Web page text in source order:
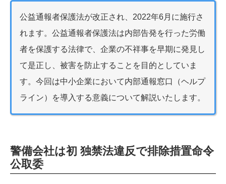
公益通報者保護法が改正され、2022年6月に施行さ
れます。公益通報者保護法は内部告発を行った労働
者を保護する法律で、企業の不祥事を早期に発見し
て是正し、被害を防止することを目的としていま
す。今回は中小企業において内部通報窓口（ヘルプ
ライン）を導入する意義について解説いたします。
警備会社は初 独禁法違反で排除措置命令
公取委